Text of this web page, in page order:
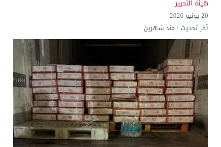
هيئة التحرير
20 يونيو 2026
آخر تحديث :منذ شهرين